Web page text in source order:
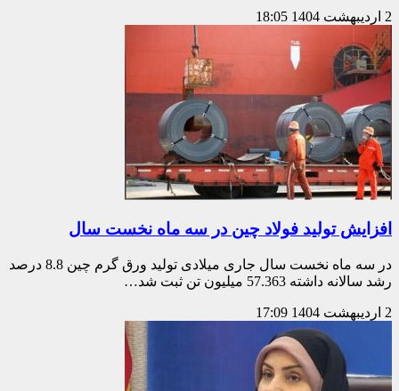
2 اردیبهشت 1404 18:05
افزایش تولید فولاد چین در سه ماه نخست سال
در سه ماه نخست سال جاری میلادی تولید ورق گرم چین 8.8 درصد
رشد سالانه داشته 57.363 میلیون تن ثبت شد…
2 اردیبهشت 1404 17:09